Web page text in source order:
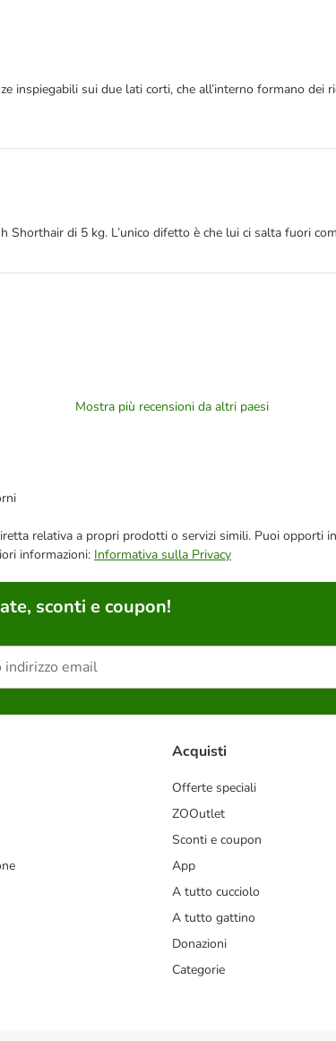
inspiegabili sui due lati corti, che all’interno formano
di 5 kg. L’unico difetto è che lui ci salta fuori
Mostra più recensioni da altri paesi
relativa a propri prodotti o servizi simili. Puoi opporti
informazioni: Informativa sulla Privacy
sconti e coupon!
Acquisti
Offerte speciali
ZOOutlet
Sconti e coupon
App
A tutto cucciolo
A tutto gattino
Donazioni
Categorie